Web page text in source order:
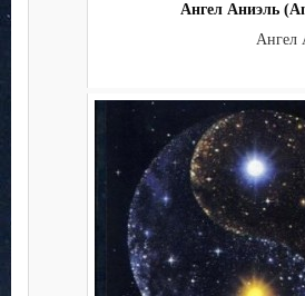
Ангел Аниэль
Ангел